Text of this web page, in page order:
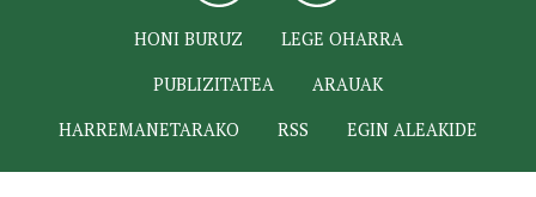
HONI BURUZ
LEGE OHARRA
PUBLIZITATEA
ARAUAK
HARREMANETARAKO
RSS EGIN ALEAKIDE